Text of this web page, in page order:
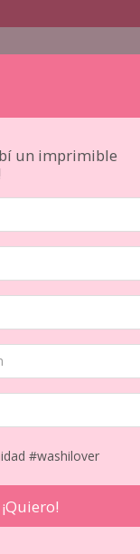
un imprimible
#washilover
¡Quiero!